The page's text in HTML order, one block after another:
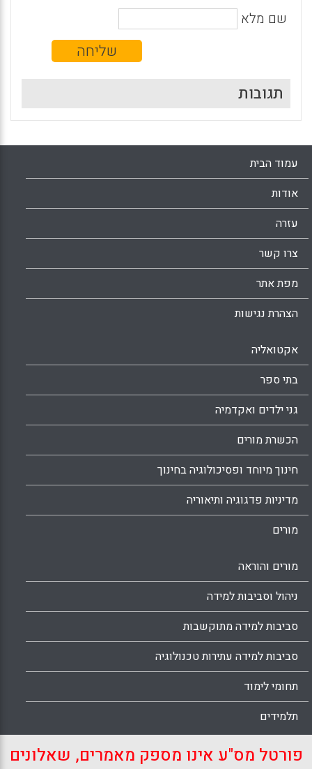
שם מלא
תגובות
עמוד הבית
אודות
עזרה
צרו קשר
מפת אתר
הצהרת נגישות
אקטואליה
בתי ספר
גני ילדים ואקדמיה
הכשרת מורים
חינוך מיוחד ופסיכולוגיה בחינוך
מדיניות פדגוגיה ותיאוריה
מורים
מורים והוראה
ניהול וסביבות למידה
סביבות למידה מתוקשבות
סביבות למידה עתירות טכנולוגיה
תחומי לימוד
תלמידים
פורטל מס"ע אינו מספק מאמרים, שאלונים